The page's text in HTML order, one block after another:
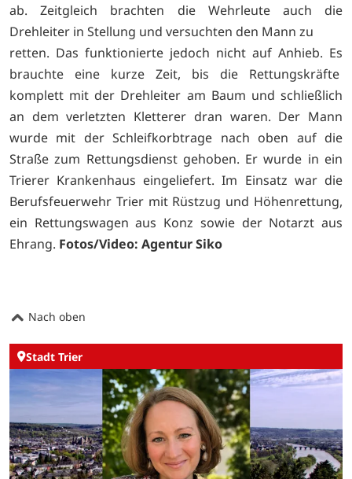
ab. Zeitgleich brachten die Wehrleute auch die
Drehleiter in Stellung und versuchten den Mann zu
retten. Das funktionierte jedoch nicht auf Anhieb. Es
brauchte eine kurze Zeit, bis die Rettungskräfte
komplett mit der Drehleiter am Baum und schließlich
an dem verletzten Kletterer dran waren. Der Mann
wurde mit der Schleifkorbtrage nach oben auf die
Straße zum Rettungsdienst gehoben. Er wurde in ein
Trierer Krankenhaus eingeliefert. Im Einsatz war die
Berufsfeuerwehr Trier mit Rüstzug und Höhenrettung,
ein Rettungswagen aus Konz sowie der Notarzt aus
Ehrang. Fotos/Video: Agentur Siko
Nach oben
Stadt Trier